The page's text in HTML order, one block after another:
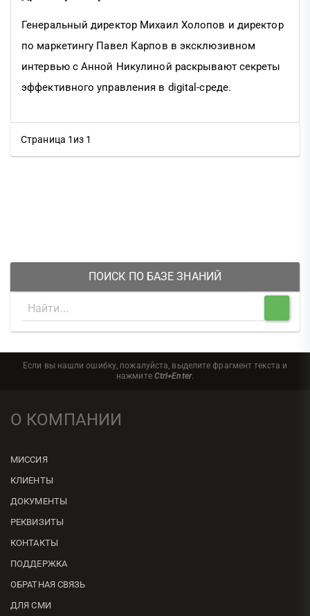
Генеральный директор Михаил Холопов и директор
по маркетингу Павел Карпов в эксклюзивном
интервью с Анной Никулиной раскрывают секреты
эффективного управления в digital-среде.
Страница 1из 1
ПОИСК ПО БАЗЕ ЗНАНИЙ
Если вы нашли ошибку, пожалуйста, выделите фрагмент текста и
нажмите Ctrl+Enter.
О КОМПАНИИ
МИССИЯ
КЛИЕНТЫ
ДОКУМЕНТЫ
РЕКВИЗИТЫ
КОНТАКТЫ
ПОДДЕРЖКА
ОБРАТНАЯ СВЯЗЬ
ДЛЯ СМИ